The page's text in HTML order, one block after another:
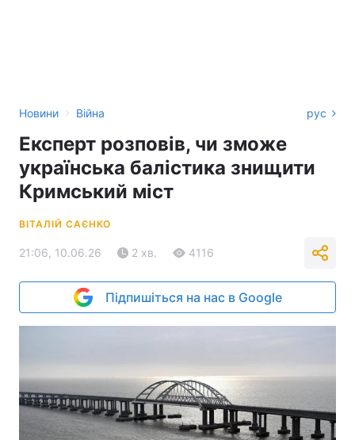
Новини › Війна рус
Експерт розповів, чи зможе
українська балістика знищити
Кримський міст
ВІТАЛІЙ САЄНКО
21:06, 10.06.26 2 хв. 4116
Підпишіться на нас в Google